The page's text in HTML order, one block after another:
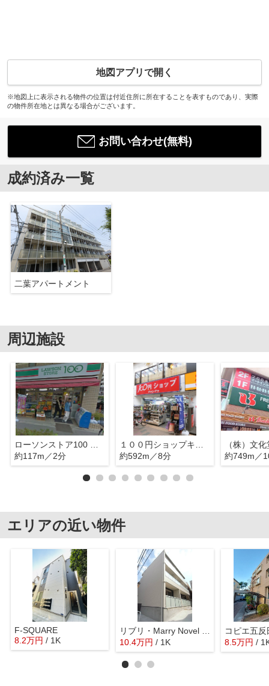
地図アプリで開く
※地図上に表示される物件の位置は付近住所に所在することを表すものであり、実際
の物件所在地とは異なる場合がございます。
お問い合わせ(無料)
成約済み一覧
二葉アパートメント
周辺施設
約117m／2分
約592m／8分
（株）文
約749m／
エリアの近い物件
F-SQUARE
8.2万円 / 1K
10.4万円 / 1K
コピエ五反
8.5万円 /